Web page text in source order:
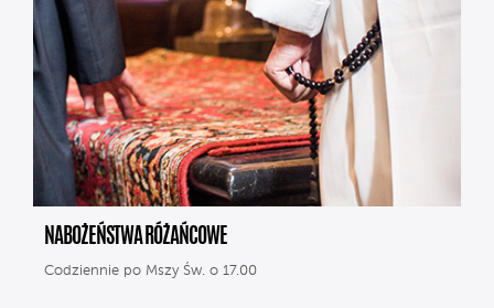
NABOŻEŃSTWA RÓŻAŃCOWE
Codziennie po Mszy Św. o 17.00